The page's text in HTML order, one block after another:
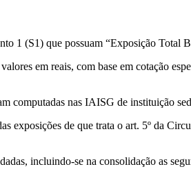
1 (S1) que possuam “Exposição
em reais, com base em cotação
computadas nas IAISG de instituição
exposições de que trata o art. 5º da
incluindo-se na consolidação as